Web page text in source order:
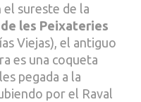
el sureste de la
de les Peixateries
Viejas), el antiguo
es una coqueta
pegada a la
por el Raval